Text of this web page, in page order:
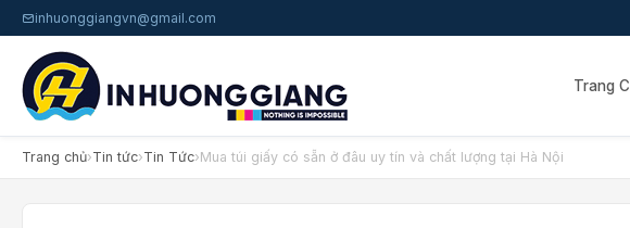
inhuonggiangvn@gmail.com
Trang
Trang chủ›Tin tức›Tin Tức›Mua túi giấy có sẵn ở đâu uy tín và chất lượng tại Hà Nội